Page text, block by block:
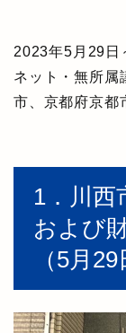
2023年5月29日
ネット・無所属
市、京都府京都
1．川西
および
（5月29